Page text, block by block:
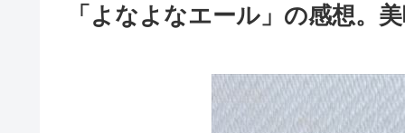
「よなよなエール」の感想。